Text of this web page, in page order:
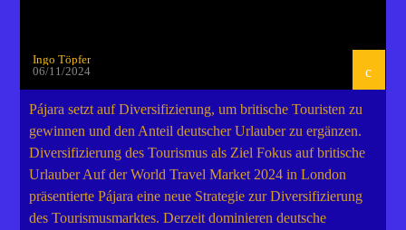
Ingo Töpfer
06/11/2024
Pájara setzt auf Diversifizierung, um britische Touristen zu
gewinnen und den Anteil deutscher Urlauber zu ergänzen.
Diversifizierung des Tourismus als Ziel Fokus auf britische
Urlauber Auf der World Travel Market 2024 in London
präsentierte Pájara eine neue Strategie zur Diversifizierung
des Tourismusmarktes. Derzeit dominieren deutsche